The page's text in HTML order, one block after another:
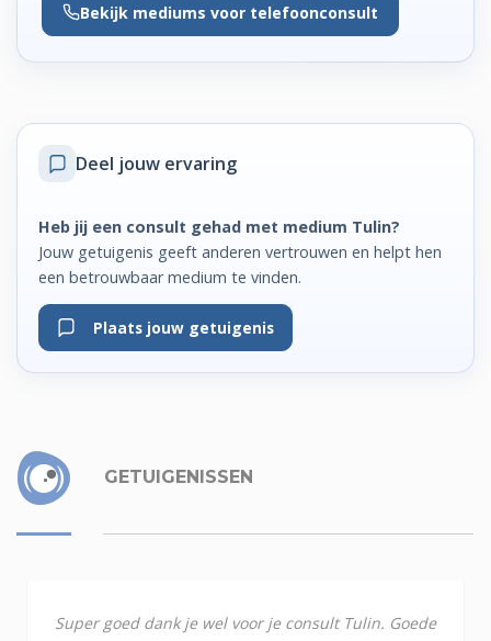
Bekijk mediums voor telefoonconsult
Deel jouw ervaring
Heb jij een consult gehad met medium Tulin?
Jouw getuigenis geeft anderen vertrouwen en helpt hen
een betrouwbaar medium te vinden.
Plaats jouw getuigenis
GETUIGENISSEN
Super goed dank je wel voor je consult Tulin. Goede